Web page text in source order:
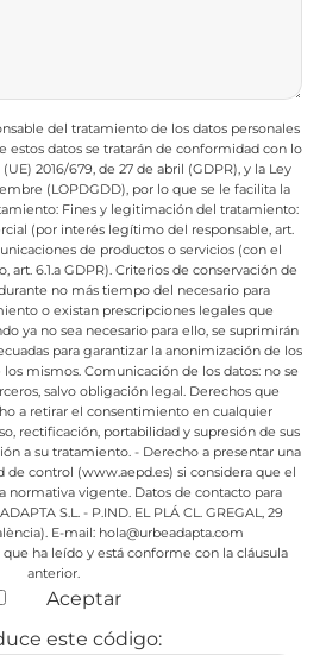
del tratamiento de los datos personales
estos datos se tratarán de conformidad con lo
2016/679, de 27 de abril (GDPR), y la Ley
(LOPDGDD), por lo que se le facilita la
Fines y legitimación del tratamiento:
(por interés legítimo del responsable, art.
de productos o servicios (con el
6.1.a GDPR). Criterios de conservación de
no más tiempo del necesario para
o existan prescripciones legales que
ya no sea necesario para ello, se suprimirán
para garantizar la anonimización de los
mismos. Comunicación de los datos: no se
salvo obligación legal. Derechos que
a retirar el consentimiento en cualquier
rectificación, portabilidad y supresión de sus
a su tratamiento. - Derecho a presentar una
de control (www.aepd.es) si considera que el
normativa vigente. Datos de contacto para
S.L. - P.IND. EL PLÁ CL. GREGAL, 29
E-mail: hola@urbeadapta.com
ha leído y está conforme con la cláusula
anterior.
Aceptar
este código: